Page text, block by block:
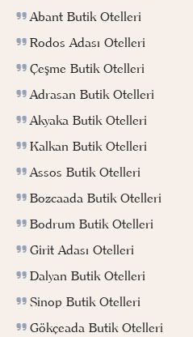
Abant Butik Otelleri
Rodos Adası Otelleri
Çeşme Butik Otelleri
Adrasan Butik Otelleri
Akyaka Butik Otelleri
Kalkan Butik Otelleri
Assos Butik Otelleri
Bozcaada Butik Otelleri
Bodrum Butik Otelleri
Girit Adası Otelleri
Dalyan Butik Otelleri
Sinop Butik Otelleri
Gökçeada Butik Otelleri